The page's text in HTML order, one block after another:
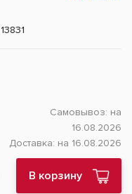
13831
Самовывоз: на
16.08.2026
Доставка: на 16.08.2026
В корзину